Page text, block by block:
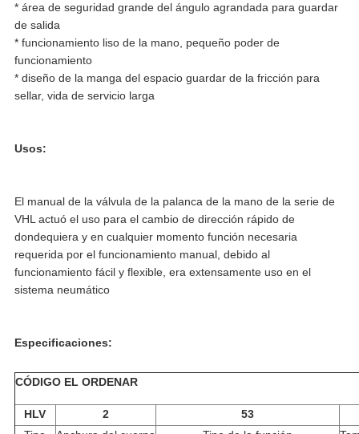
* área de seguridad grande del ángulo agrandada para guardar
de salida
* funcionamiento liso de la mano, pequeño poder de
funcionamiento
* diseño de la manga del espacio guardar de la fricción para
sellar, vida de servicio larga
Usos:
El manual de la válvula de la palanca de la mano de la serie de
VHL actuó el uso para el cambio de dirección rápido de
dondequiera y en cualquier momento función necesaria
requerida por el funcionamiento manual, debido al
funcionamiento fácil y flexible, era extensamente uso en el
sistema neumático
Especificaciones:
CÓDIGO EL ORDENAR
HLV 2
53